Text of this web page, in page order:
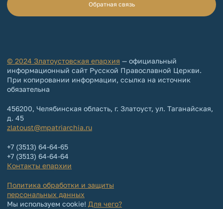
Обратная связь
© 2024 Златоустовская епархия — официальный
информационный сайт Русской Православной Церкви.
При копировании информации, ссылка на источник
обязательна
456200, Челябинская область, г. Златоуст, ул. Таганайская,
д. 45
zlatoust@mpatriarchia.ru
+7 (3513) 64-64-65
+7 (3513) 64-64-64
Контакты епархии
Политика обработки и защиты
персональных данных
Мы используем cookie! Для чего?